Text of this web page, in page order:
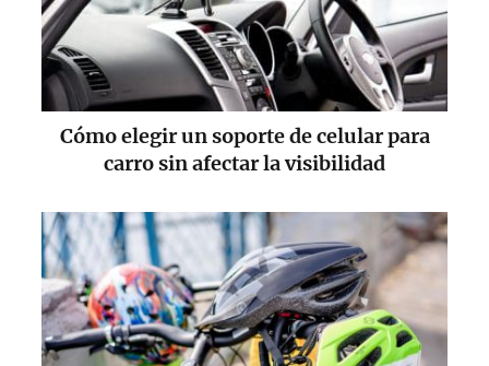
Cómo elegir un soporte de celular para
carro sin afectar la visibilidad